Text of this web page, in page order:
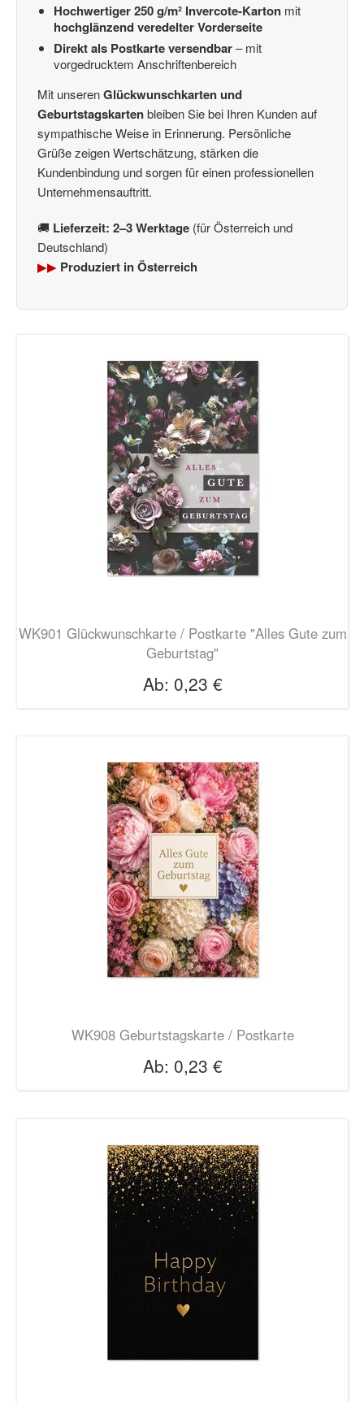
Hochwertiger 250 g/m² Invercote-Karton mit
hochglänzend veredelter Vorderseite
Direkt als Postkarte versendbar– mit
vorgedrucktem Anschriftenbereich
Mit unserenGlückwunschkarten und
Geburtstagskartenbleiben Sie bei Ihren Kunden auf
sympathische Weise in Erinnerung. Persönliche
Grüße zeigen Wertschätzung, stärken die
Kundenbindung und sorgen für einen professionellen
Unternehmensauftritt.
🚚 Lieferzeit: 2–3 Werktage (für Österreich und
Deutschland)
▶▶ Produziert in Österreich
WK901 Glückwunschkarte / Postkarte "Alles Gute zum
Geburtstag"
Ab: 0,23 €
WK908 Geburtstagskarte / Postkarte
Ab: 0,23 €